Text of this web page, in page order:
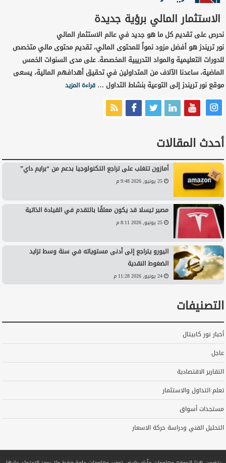
الاستثمار المالي برؤية جديدة
نحرص على تقديم كل ما هو جديد في عالم الاستثمار المالي
نور تريندز هو أفضل مزود نمواً للمحتوى المالي، تقديم محتوى مالي متخصص
للدورات التعليمية والمواد التدريبية المخصصة. على مدى السنوات الخمس
الماضية، ساعدنا الآلاف من المتداولين في تحقيق أهدافهم المالية، يسعى
موقع نور تريندز إلى التوعية بنشاط التداول …قراءة المزيد
أحدث المقالات
أمازون تتغلب على تراجع التكنولوجيا بدعم من “برايم داي”
25 يونيو, 2026 9:48 م
مصير تيسلا قد يكون معلقًا بالتقدم في القيادة الذاتية
25 يونيو, 2026 8:11 م
اليورو يتراجع إلى أدنى مستوياته في سنة وسط تزايد
الضغوط النقدية
24 يونيو, 2026 11:28 م
التصنيفات
أخبار نور كابيتال
عاجل
التقارير الاقتصادية
تعلم التداول والاستثمار
مستجدات أسواق
التحليل الفني ودراسة حركة الاسعار